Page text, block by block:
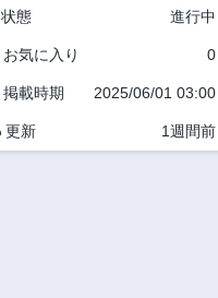
状態
進行中
お気に入り 0
掲載時期 2025/06/01 03:00
更新 1週間前